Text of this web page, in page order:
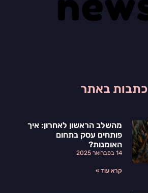
כתבות באתר
מהשלב הראשון לאחרון: איך
פותחים עסק בתחום
האומנות?
14 בפברואר 2025
קרא עוד »